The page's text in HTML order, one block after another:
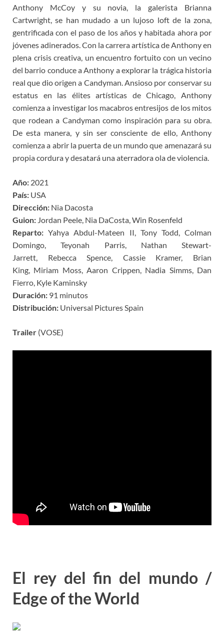
Anthony McCoy y su novia, la galerista Brianna
Cartwright, se han mudado a un lujoso loft de la zona,
gentrificada con el paso de los años y habitada ahora por
jóvenes adinerados. Con la carrera artística de Anthony en
plena crisis creativa, un encuentro fortuito con un vecino
del barrio conduce a Anthony a explorar la trágica historia
real que dio origen a Candyman. Ansioso por conservar su
estatus en las élites artísticas de Chicago, Anthony
comienza a investigar los macabros entresijos de los mitos
que rodean a Candyman como inspiración para su obra.
De esta manera, y sin ser consciente de ello, Anthony
comienza a abrir la puerta de un mundo que amenazará su
propia cordura y desatará una aterradora ola de violencia.
Año: 2021
País: USA
Dirección: Nia Dacosta
Guion: Jordan Peele, Nia DaCosta, Win Rosenfeld
Reparto: Yahya Abdul-Mateen II, Tony Todd, Colman
Domingo, Teyonah Parris, Nathan Stewart-
Jarrett, Rebecca Spence, Cassie Kramer, Brian
King, Miriam Moss, Aaron Crippen, Nadia Simms, Dan
Fierro, Kyle Kaminsky
Duración: 91 minutos
Distribución: Universal Pictures Spain
Trailer (VOSE)
El rey del fin del mundo /
Edge of the World